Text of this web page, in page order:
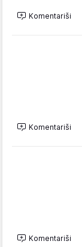
Komentariši
Komentariši
Komentariši